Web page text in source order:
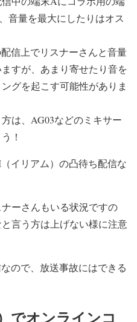
音量を最大にしたりはオス
信上でリスナーさんと音量
すが、あまり寄せたり音を
グを起こす可能性がありま
は、AG03などのミキサー
！
イリアム）の凸待ち配信な
ーさんもいる状況ですの
言う方は上げない様に注意
ので、放送事故にはできる
でオンラインコ